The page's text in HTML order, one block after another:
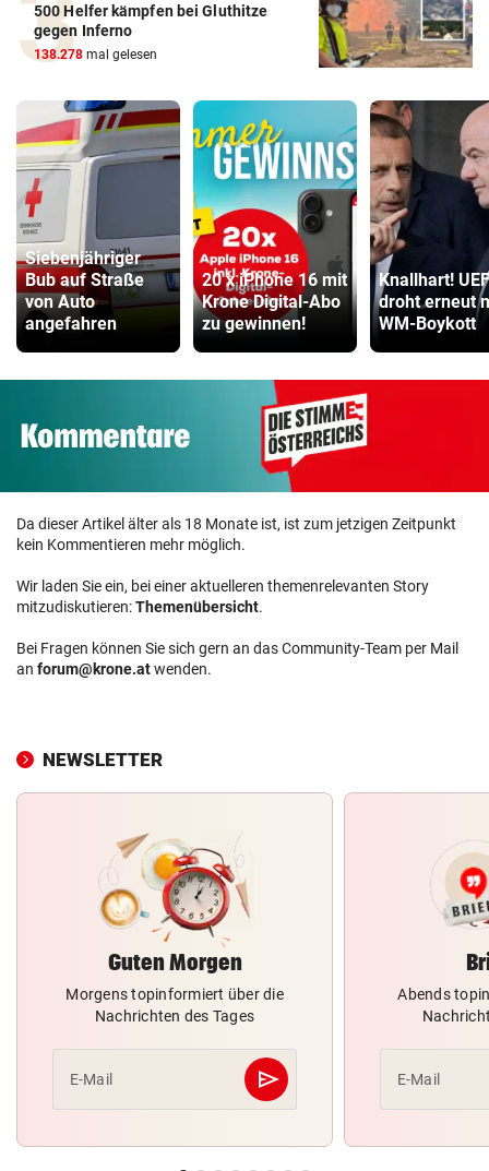
500 Helfer kämpfen bei Gluthitze
gegen Inferno
138.278 mal gelesen
Siebenjähriger
Bub auf Straße
von Auto
angefahren
20 x iPhone 16 mit
Krone Digital-Abo
zu gewinnen!
Knallhart!
droht erneut
WM-Boykott
Da dieser Artikel älter als 18 Monate ist, ist zum jetzigen Zeitpunkt
kein Kommentieren mehr möglich.
Wir laden Sie ein, bei einer aktuelleren themenrelevanten Story
mitzudiskutieren:Themenübersicht.
Bei Fragen können Sie sich gern an das Community-Team per Mail
an forum@krone.atwenden.
NEWSLETTER
Guten Morgen
Morgens topinformiert über die
Nachrichten des Tages
E-Mail send
Abschicken
Abends
E-Mail